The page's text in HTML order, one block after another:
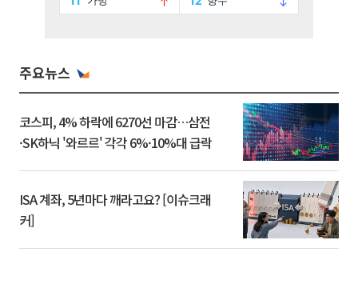
주요뉴스
코스피, 4% 하락에 6270선 마감…삼전
·SK하닉 '와르르' 각각 6%·10%대 급락
ISA 계좌, 5년마다 깨라고요? [이슈크래
커]